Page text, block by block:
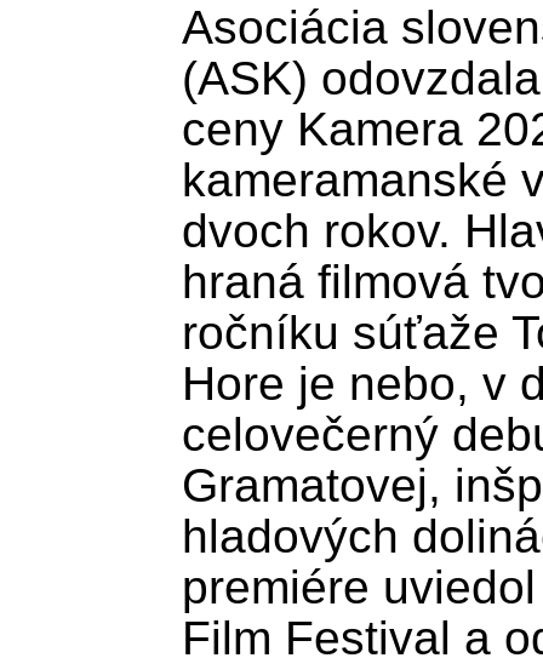
Asociácia
(ASK)
ceny Kamera
kameramanské
dvoch rokov.
hraná filmová
ročníku súťaže
Hore je nebo, v
celovečerný
Gramatovej,
hladových
premiére
Film Festival a